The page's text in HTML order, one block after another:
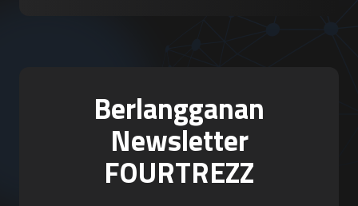
Berlangganan
Newsletter
FOURTREZZ